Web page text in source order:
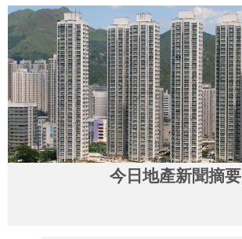
今日地產新聞摘要